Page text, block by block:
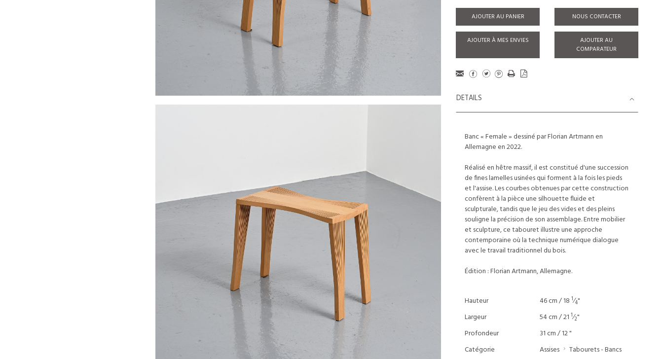
AJOUTER AU PANIER NOUS CONTACTER
AJOUTER À MES ENVIES
AJOUTER AU
COMPARATEUR
DETAILS
Banc « Female » dessiné par Florian Artmann en
Allemagne en 2022.
Réalisé en hêtre massif, il est constitué d'une succession
de fines lamelles usinées qui forment à la fois les pieds
et l'assise. Les courbes obtenues par cette construction
confèrent à la pièce une silhouette fluide et
sculpturale, tandis que le jeu des vides et des pleins
souligne la précision de son assemblage. Entre mobilier
et sculpture, ce tabouret illustre une approche
contemporaine où la technique numérique dialogue
avec le travail traditionnel du bois.
Édition : Florian Artmann, Allemagne.
Hauteur 46 cm / 18 1⁄4"
Largeur
54 cm / 21 1⁄2"
Profondeur
31 cm / 12 "
Catégorie
Assises Tabourets - Bancs